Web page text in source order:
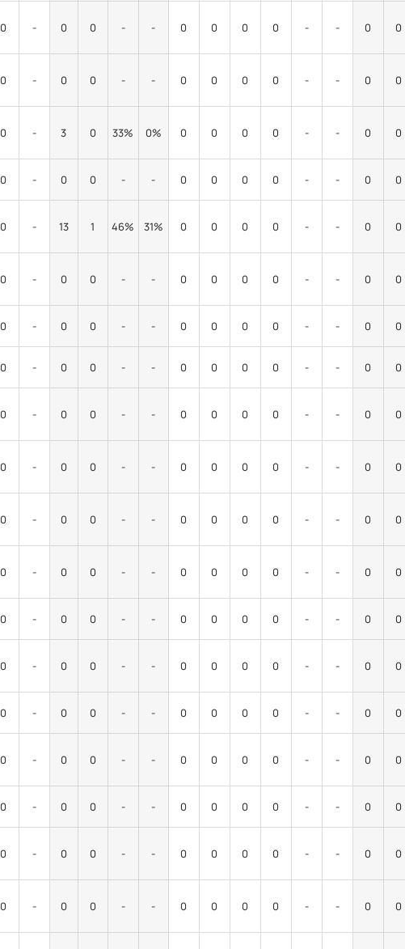
0 - 0 0 - - 0 0 0 0 - - 0 0
0 - 0 0 - - 0 0 0 0 - - 0 0
0 - 3 0 33% 0% 0 0 0 0 - - 0 0
0 - 0 0 - - 0 0 0 0 - - 0 0
0 - 13 1 46% 31% 0 0 0 0 - - 0 0
0 - 0 0 - - 0 0 0 0 - - 0 0
0 - 0 0 - - 0 0 0 0 - - 0 0
0 - 0 0 - - 0 0 0 0 - - 0 0
0 - 0 0 - - 0 0 0 0 - - 0 0
0 - 0 0 - - 0 0 0 0 - - 0 0
0 - 0 0 - - 0 0 0 0 - - 0 0
0 - 0 0 - - 0 0 0 0 - - 0 0
0 - 0 0 - - 0 0 0 0 - - 0 0
0 - 0 0 - - 0 0 0 0 - - 0 0
0 - 0 0 - - 0 0 0 0 - - 0 0
0 - 0 0 - - 0 0 0 0 - - 0 0
0 - 0 0 - - 0 0 0 0 - - 0 0
0 - 0 0 - - 0 0 0 0 - - 0 0
0 - 0 0 - - 0 0 0 0 - - 0 0